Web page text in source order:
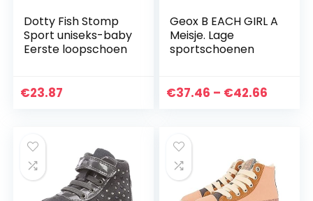
Dotty Fish Stomp
Sport uniseks-baby
Eerste loopschoen
€23.87
Geox B EACH GIRL A
Meisje. Lage
sportschoenen
€37.46 – €42.66
€42.66